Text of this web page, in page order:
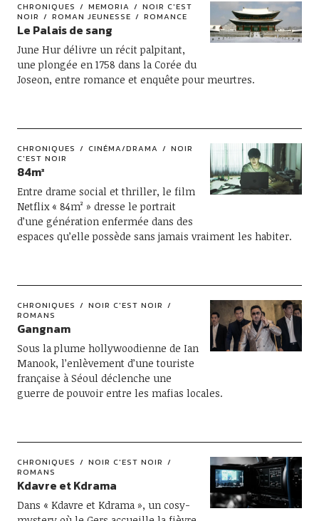
CHRONIQUES MEMORIA
NOIR C'EST
NOIR
ROMAN JEUNESSE ROMANCE
Le Palais de sang
June Hur délivre un récit palpitant,
une plongée en 1758 dans la Corée du
Joseon, entre romance et enquête pour meurtres.
CHRONIQUES CINÉMA/DRAMA
NOIR
C'EST NOIR
84m²
Entre drame social et thriller, le film
Netflix « 84m² » dresse le portrait
d’une génération enfermée dans des
espaces qu’elle possède sans jamais vraiment les habiter.
CHRONIQUES
NOIR C'EST NOIR
ROMANS
Gangnam
Sous la plume hollywoodienne de Ian
Manook, l’enlèvement d’une touriste
française à Séoul déclenche une
guerre de pouvoir entre les mafias locales.
CHRONIQUES
NOIR C'EST NOIR
ROMANS
Kdavre et Kdrama
Dans « Kdavre et Kdrama », un cosy-